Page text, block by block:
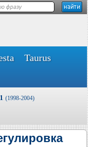
Taurus
(1998-2004)